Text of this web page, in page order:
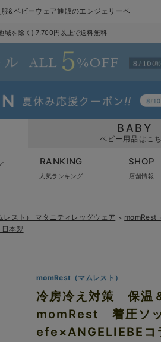
&ベビーウェア通販のエンジェリーベ
域を除く) 7,700円以上で送料無料
BABY
ベビー用品はこ
RANKING
人気ランキング
SHOP
店舗情報
レスト） マタニティレッグウェア ＞
momRest
本製
momRest（マムレスト）
冷房冷え対策 保温
momRest 着圧ソ
efe×ANGELIEBE